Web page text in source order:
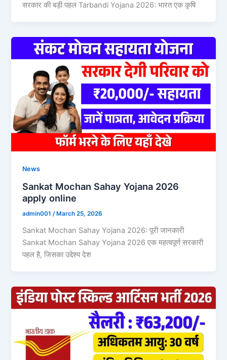
सरकार की बड़ी पहल Tarbandi Yojana 2026: भारत एक कृषि
News
Sankat Mochan Sahay Yojana 2026
apply online
admin001 /March 25, 2026
Sankat Mochan Sahay Yojana 2026: पूरी जानकारी
Sankat Mochan Sahay Yojana 2026 एक महत्वपूर्ण सरकारी
पहल है, जिसका उद्देश्य देश